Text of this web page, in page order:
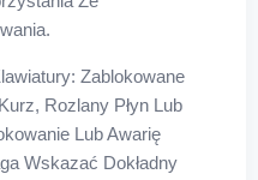
Zablokowane
Rozlany Płyn Lub
Lub Awarię
Wskazać Dokładny